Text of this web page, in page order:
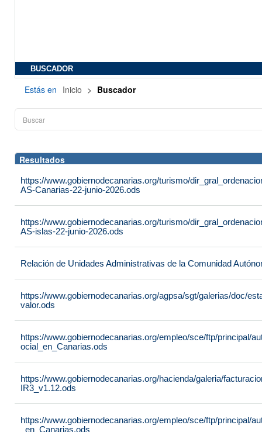
BUSCADOR
Estás en Inicio > Buscador
Resultados
https://www.gobiernodecanarias.org/turismo/
AS-Canarias-22-junio-2026.ods
https://www.gobiernodecanarias.org/turismo/
AS-islas-22-junio-2026.ods
Relación de Unidades Administrativas de la Comunidad
https://www.gobiernodecanarias.org/agpsa/sgt/galerias/doc/
valor.ods
https://www.gobiernodecanarias.org/empleo/sce/ftp/principal/
ocial_en_Canarias.ods
https://www.gobiernodecanarias.org/hacienda/galeria/
IR3_v1.12.ods
https://www.gobiernodecanarias.org/empleo/sce/ftp/principal/
_en_Canarias.ods